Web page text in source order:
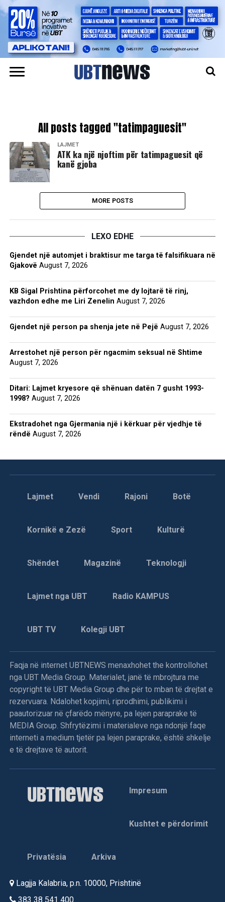
All posts tagged "tatimpaguesit"
LAJMET
ATK ka një njoftim për tatimpaguesit që
kanë gjoba
MORE POSTS
LEXO EDHE
Gjendet një automjet i braktisur me targa të falsifikuara në
Gjakovë August 7, 2026
KB Sigal Prishtina përforcohet me dy lojtarë të rinj,
vazhdon edhe me Liri Zenelin August 7, 2026
Gjendet një person pa shenja jete në Pejë August 7, 2026
Arrestohet një person për ngacmim seksual në Shtime
August 7, 2026
Ditari: Lajmet kryesore që shënuan datën 7 gusht 1993-
1998? August 7, 2026
Ekstradohet nga Gjermania një i kërkuar për vjedhje të
rëndë August 7, 2026
Lajmet Vendi Rajoni Botë
Kornikë e Zezë Sport Kulturë
Shëndet Magazinë Teknologji
Lajmet nga UBT Radio KAMPUS
UBT TV Kolegji UBT
Faqja në internet UBTNEWS menaxhohet the kontrollohet
nga UBT Media Group. Materialet, janë të mbrojtura me
copyright të UBT Media Group dhe për to mban të drejtat e
rezervuara. Ndalohet kopjimi, riprodhimi, publikimi i
paautorizuar në çfarëdo mënyre, pa lejen paraprake të
MEDIA Group. Shfrytëzimi i materialeve nga ndonjë faqe
interneti a medium tjetër pa lejen paraprake, është shkelje
e të drejtave të autorit.
Impresum
Kushtet e përdorimit
Privatësia Arkiva
Lagjja Kalabria, p.n. 10000, Prishtinë
383 38 541 400